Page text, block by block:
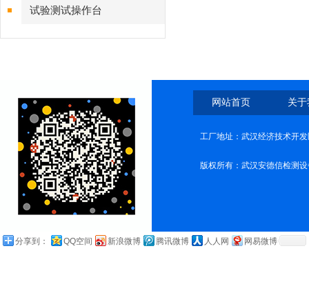
试验测试操作台
网站首页 关
工厂地址：武汉经济技术开
版权所有：武汉安德信检测
分享到： QQ空间 新浪微博 腾讯微博 人人网 网易微博